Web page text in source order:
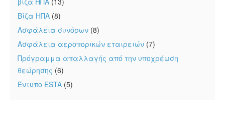
Βίζα ΗΠΑ (8)
Ασφάλεια συνόρων (8)
Ασφάλεια αεροπορικών εταιρειών (7)
Πρόγραμμα απαλλαγής από την υποχρέωση
θεώρησης (6)
Έντυπο ESTA (5)